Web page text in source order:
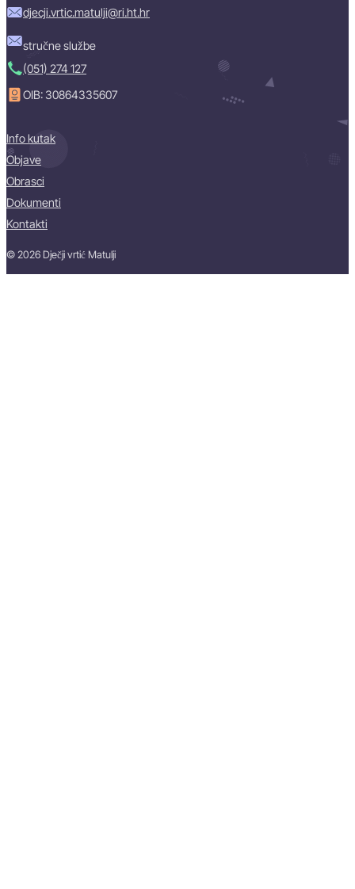
djecji.vrtic.matulji@ri.ht.hr
stručne službe
(051) 274 127
OIB: 30864335607
Info kutak
Objave
Obrasci
Dokumenti
Kontakti
© 2026 Dječji vrtić Matulji